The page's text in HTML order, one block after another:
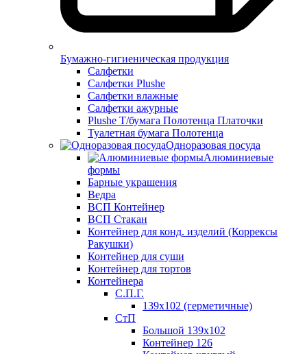
Бумажно-гигиеническая продукция
Салфетки
Салфетки Plushe
Салфетки влажные
Салфетки ажурные
Plushe Т/бумага Полотенца Платочки
Туалетная бумага Полотенца
Одноразовая посуда
Алюминиевые
формы
Барные украшения
Ведра
ВСП Контейнер
ВСП Стакан
Контейнер для конд. изделий (Коррексы
Ракушки)
Контейнер для суши
Контейнер для тортов
Контейнера
С.П.Г.
139х102 (герметичные)
СтП
Большой 139х102
Контейнер 126